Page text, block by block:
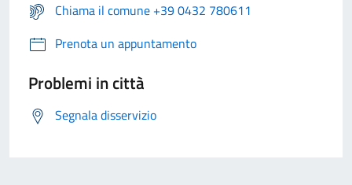
Chiama il comune +39 0432 780611
Prenota un appuntamento
Problemi in città
Segnala disservizio